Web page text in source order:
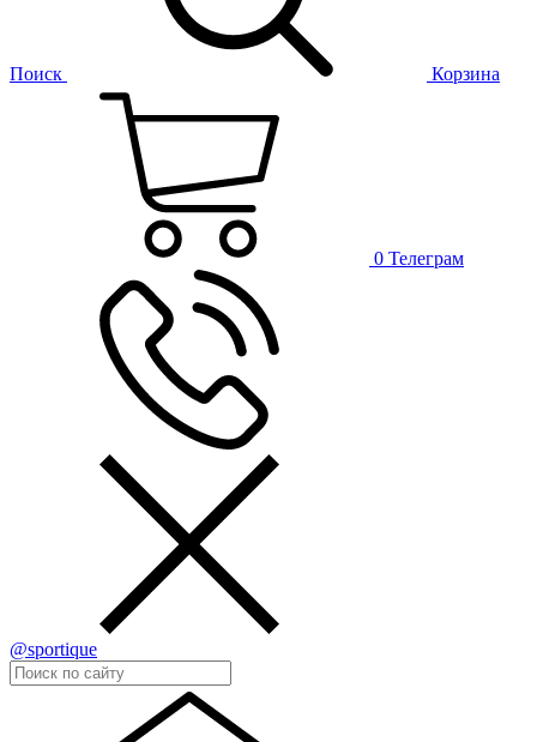
Поиск Корзина
0 Телеграм
@sportique